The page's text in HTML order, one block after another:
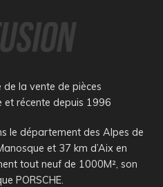
de la vente de pièces
et récente depuis 1996
le département des Alpes de
et 37 km d’Aix en
tout neuf de 1000M², son
PORSCHE.